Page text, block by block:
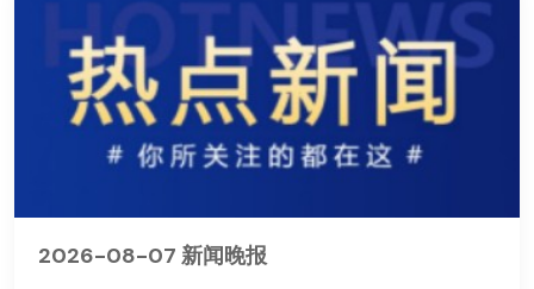
2026-08-07 新闻晚报